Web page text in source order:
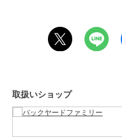
着用できるユニセックス仕様。
【サイズ】
・適応身長寸法
取扱いショップ